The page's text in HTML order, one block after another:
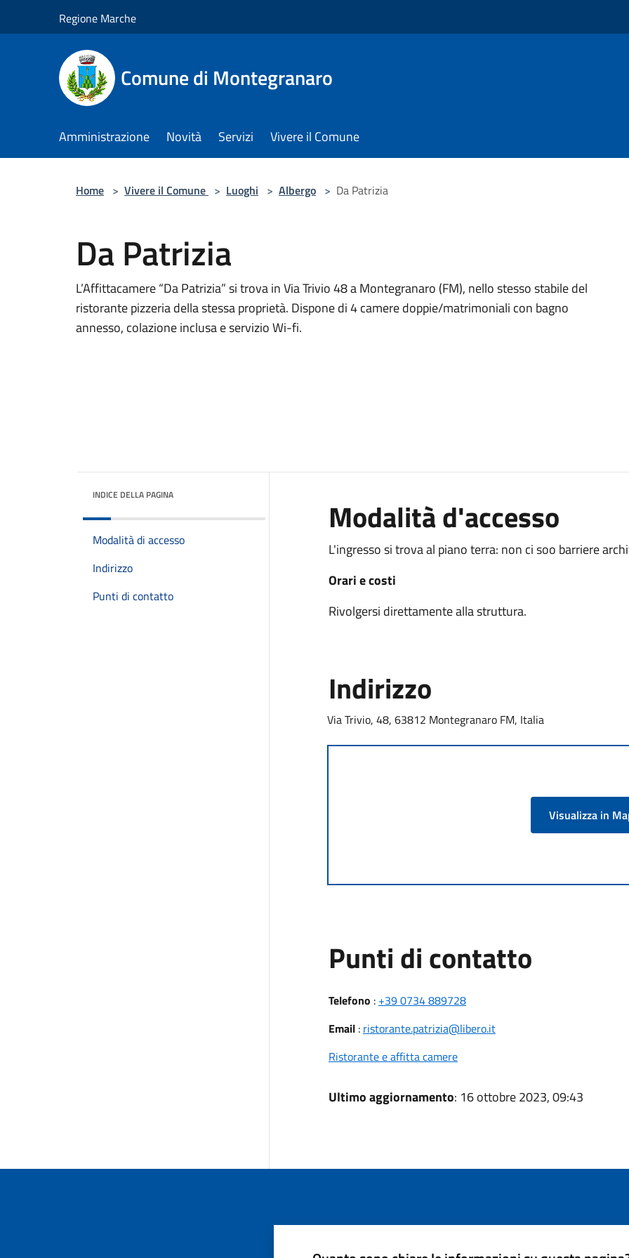
Regione Marche
Comune di Montegranaro
Amministrazione Novità Servizi Vivere il Comune
Home > Vivere il Comune > Luoghi > Albergo > Da Patrizia
Da Patrizia
L’Affittacamere “Da Patrizia” si trova in Via Trivio 48 a Montegranaro (FM), nello stesso stabile del
ristorante pizzeria della stessa proprietà. Dispone di 4 camere doppie/matrimoniali con bagno
annesso, colazione inclusa e servizio Wi-fi.
INDICE DELLA PAGINA
Modalità di accesso
Indirizzo
Punti di contatto
Modalità d'accesso
L'ingresso si trova al piano terra: non ci soo barriere
Orari e costi
Rivolgersi direttamente alla struttura.
Indirizzo
Via Trivio, 48, 63812 Montegranaro FM, Italia
Visualizza in
Punti di contatto
Telefono : +39 0734 889728
Email: ristorante.patrizia@libero.it
Ristorante e affitta camere
Ultimo aggiornamento: 16 ottobre 2023, 09:43